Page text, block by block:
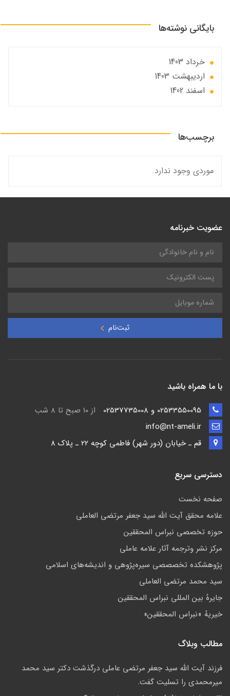
بایگانی نوشته‌ها
خرداد 1403
ارديبهشت 1403
اسفند 1402
برچسب‌ها
موردی وجود ندارد.
عضویت خبرنامه
ثبت‌نام
با ما همراه باشید
از ۱۰ صبح تا ۸ شب
قم ـ خيابان (دور شهر) فاطمي كوچه 22 ـ پلاک 8
دسترسی سریع
صفحه نخست
علامه محقق آیت الله سید جعفر مرتضی العاملی
حوزه تخصصی نبراس المحققین
مركز نشر وترجمه آثار علامه عاملی
پژوهشكده تخصصصى سیره‌پژوهی و اندیشه‌های اسلامی
سید محمد مرتضی العاملی
جايرهٔ بین المللی نبراس المحققین
خيريهٔ «نبراس المحققين»
مطالب وبلاگ
فرزند آیت الله سید جعفر مرتضی عاملی درگذشت دکتر سید محمد
میرمحمدی را تسلیت گفت.